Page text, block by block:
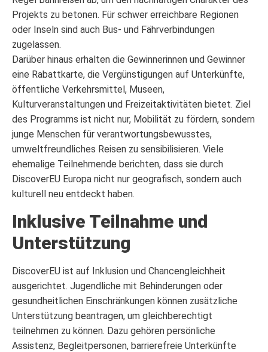
Projekts zu betonen. Für schwer erreichbare Regionen
oder Inseln sind auch Bus- und Fährverbindungen
zugelassen.
Darüber hinaus erhalten die Gewinnerinnen und Gewinner
eine Rabattkarte, die Vergünstigungen auf Unterkünfte,
öffentliche Verkehrsmittel, Museen,
Kulturveranstaltungen und Freizeitaktivitäten bietet. Ziel
des Programms ist nicht nur, Mobilität zu fördern, sondern
junge Menschen für verantwortungsbewusstes,
umweltfreundliches Reisen zu sensibilisieren. Viele
ehemalige Teilnehmende berichten, dass sie durch
DiscoverEU Europa nicht nur geografisch, sondern auch
kulturell neu entdeckt haben.
Inklusive Teilnahme und
Unterstützung
DiscoverEU ist auf Inklusion und Chancengleichheit
ausgerichtet. Jugendliche mit Behinderungen oder
gesundheitlichen Einschränkungen können zusätzliche
Unterstützung beantragen, um gleichberechtigt
teilnehmen zu können. Dazu gehören persönliche
Assistenz, Begleitpersonen, barrierefreie Unterkünfte